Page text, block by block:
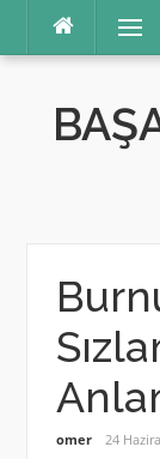
Menü
omer 24